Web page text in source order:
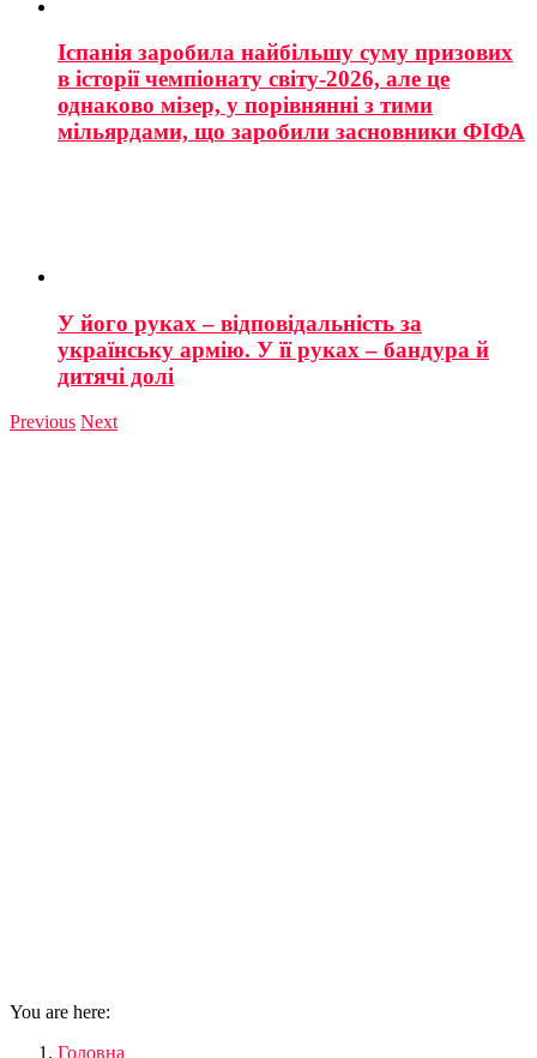
Іспанія заробила найбільшу суму призових
в історії чемпіонату світу-2026, але це
однаково мізер, у порівнянні з тими
мільярдами, що заробили засновники ФІФА
У його руках – відповідальність за
українську армію. У її руках – бандура й
дитячі долі
Previous Next
You are here:
Головна